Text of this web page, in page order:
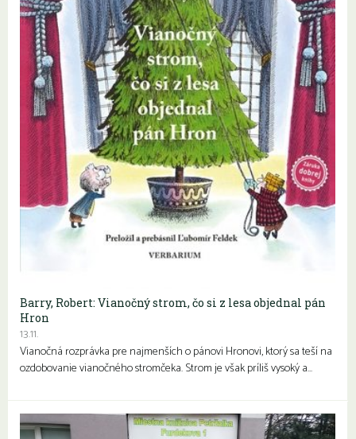
Barry, Robert: Vianočný strom, čo si z lesa objednal pán
Hron
13.11.
Vianočná rozprávka pre najmenších o pánovi Hronovi, ktorý sa teší na
ozdobovanie vianočného stromčeka. Strom je však príliš vysoký a…